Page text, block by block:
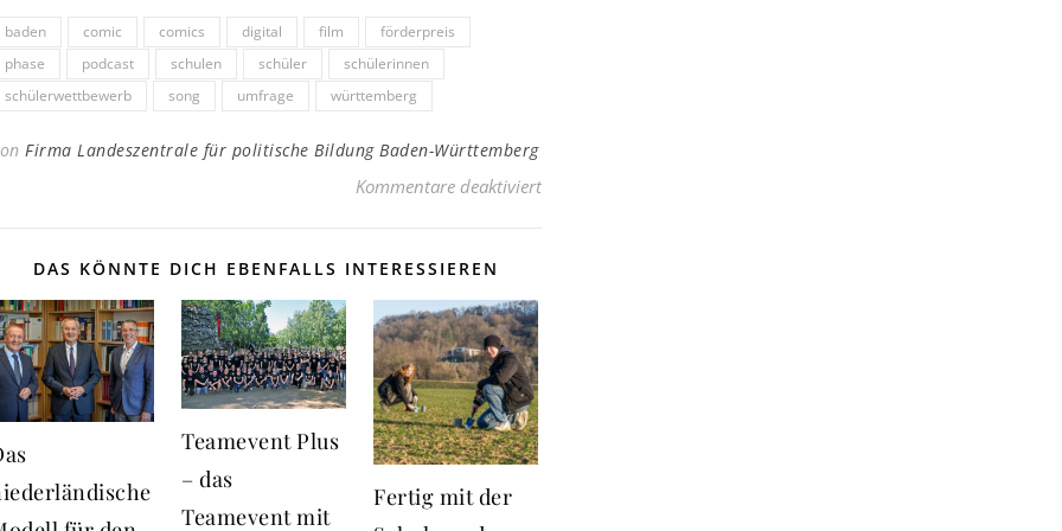
baden comic comics digital film
förderpreis
phase
podcast schulen schüler
schülerinnen
schülerwettbewerb
song umfrage württemberg
Firma Landeszentrale für politische Bildung Baden-Württemberg
Kommentare deaktiviertfür Der 67. Schülerwettbewerb läuft – Anmeldungen sind
DAS KÖNNTE DICH EBENFALLS INTERESSIEREN
Teamevent Plus
– das
Teamevent mit
Fertig mit der